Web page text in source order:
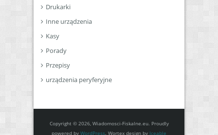
Drukarki
Inne urządzenia
Kasy
Porady
Przepisy
urządzenia peryferyjne
Copyright © 2026, Wiadomosci-Fiskalne.eu. Proudly
powered by WordPress. Wortex design by Iceable